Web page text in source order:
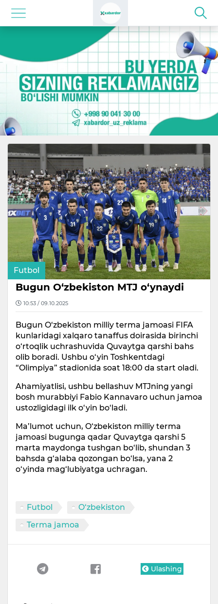
Futbol
Bugun O‘zbekiston MTJ o‘ynaydi
10:53 / 09.10.2025
Bugun O‘zbekiston milliy terma jamoasi FIFA
kunlaridagi xalqaro tanaffus doirasida birinchi
o‘rtoqlik uchrashuvida Quvaytga qarshi bahs
olib boradi. Ushbu o‘yin Toshkentdagi
“Olimpiya” stadionida soat 18:00 da start oladi.
Ahamiyatlisi, ushbu bellashuv MTJning yangi
bosh murabbiyi Fabio Kannavaro uchun jamoa
ustozligidagi ilk o‘yin bo‘ladi.
Ma’lumot uchun, O‘zbekiston milliy terma
jamoasi bugunga qadar Quvaytga qarshi 5
marta maydonga tushgan bo‘lib, shundan 3
bahsda g‘alaba qozongan bo‘lsa, yana 2
o‘yinda mag‘lubiyatga uchragan.
Futbol
O‘zbekiston
Terma jamoa
Ulashing